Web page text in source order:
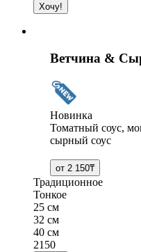
Ветчина &
Новинка
Томатный соус,
сырный соус
Традиционное
Тонкое
25 см
32 см
40 см
2150